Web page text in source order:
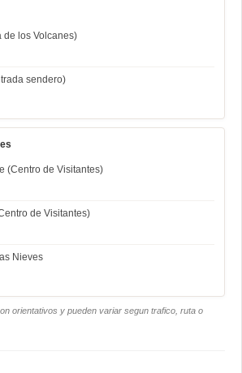
de los Volcanes)
sendero)
(Centro de Visitantes)
de Visitantes)
Nieves
orientativos y pueden variar segun trafico, ruta o